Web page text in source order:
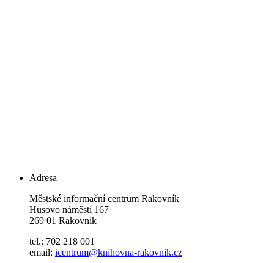
Adresa
Městské informační centrum Rakovník
Husovo náměstí 167
269 01 Rakovník
tel.: 702 218 001
email: icentrum@knihovna-rakovnik.cz